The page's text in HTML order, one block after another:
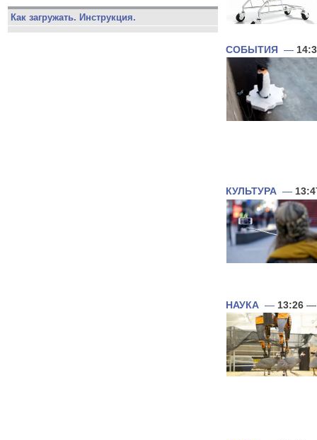
Как загружать. Инструкция.
СОБЫТИЯ —
КУЛЬТУРА —
НАУКА — 13:26 —